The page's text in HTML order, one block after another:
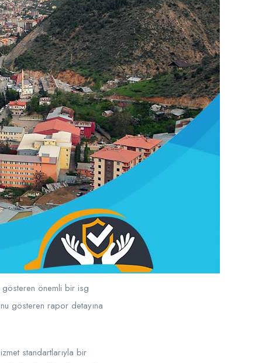
gösteren önemli bir isg
gösteren rapor detayına
standartlarıyla bir